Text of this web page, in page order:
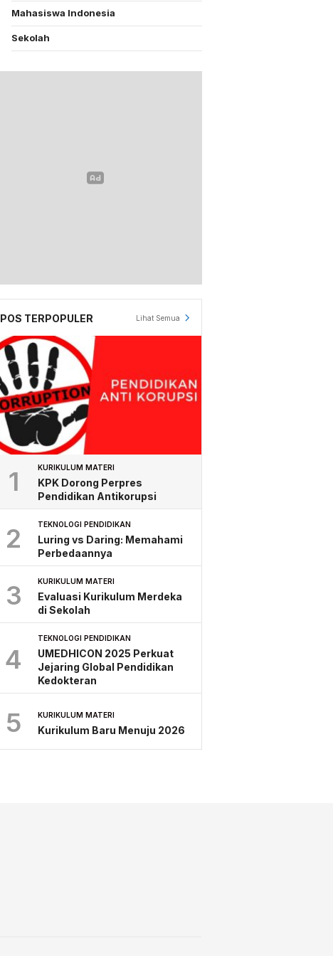
Mahasiswa Indonesia
Sekolah
POS TERPOPULER Lihat Semua
1 KURIKULUM MATERI
KPK Dorong Perpres
Pendidikan Antikorupsi
2 TEKNOLOGI PENDIDIKAN
Luring vs Daring: Memahami
Perbedaannya
3 KURIKULUM MATERI
Evaluasi Kurikulum Merdeka
di Sekolah
4
TEKNOLOGI PENDIDIKAN
UMEDHICON 2025 Perkuat
Jejaring Global Pendidikan
Kedokteran
5 KURIKULUM MATERI
Kurikulum Baru Menuju 2026